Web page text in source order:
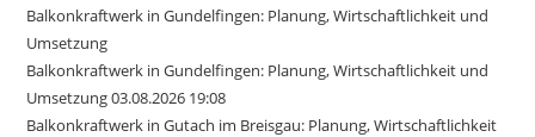
Balkonkraftwerk in Gundelfingen: Planung, Wirtschaftlichkeit und
Umsetzung
Balkonkraftwerk in Gundelfingen: Planung, Wirtschaftlichkeit und
Umsetzung 03.08.2026 19:08
Balkonkraftwerk in Gutach im Breisgau: Planung, Wirtschaftlichkeit